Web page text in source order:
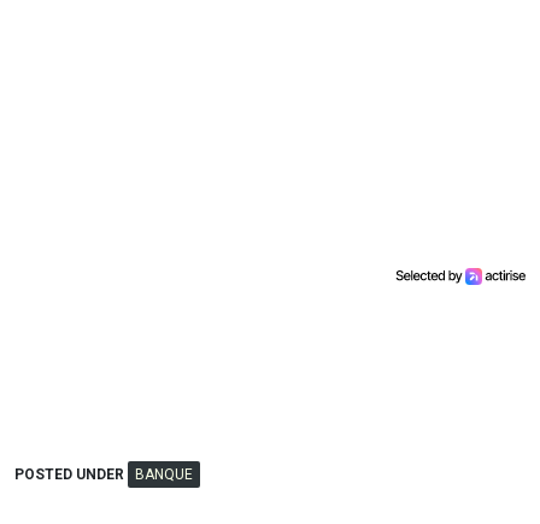
POSTED UNDER BANQUE